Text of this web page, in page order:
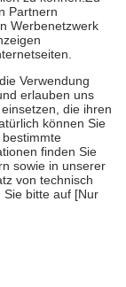
Euro je
Gesundheit zu
unterstützen,
18. Lebensjahr
die von der
Bewertungen